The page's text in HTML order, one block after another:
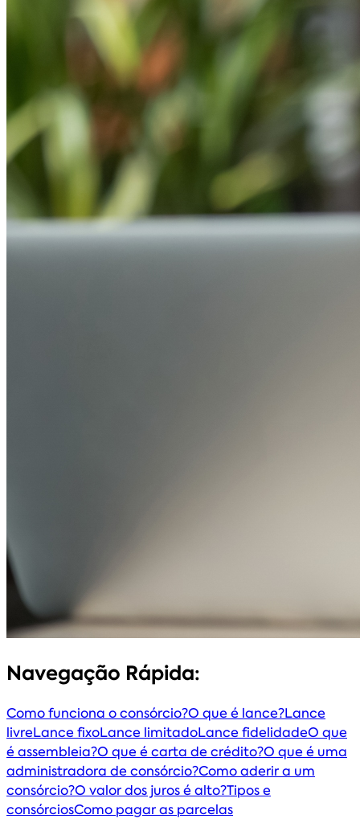
Navegação Rápida:
Como funciona o consórcio?O que é lance?Lance
livreLance fixoLance limitadoLance fidelidadeO que
é assembleia?O que é carta de crédito?O que é uma
administradora de consórcio?Como aderir a um
consórcio?O valor dos juros é alto?Tipos e
consórciosComo pagar as parcelas